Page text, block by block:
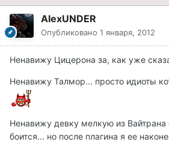
AlexUNDER
Опубликовано 1 января, 2012
Ненавижу Цицерона за, как уже
Ненавижу Талмор... просто идиоты
Ненавижу девку мелкую из Вайтрана
боится... но после плагина я ее